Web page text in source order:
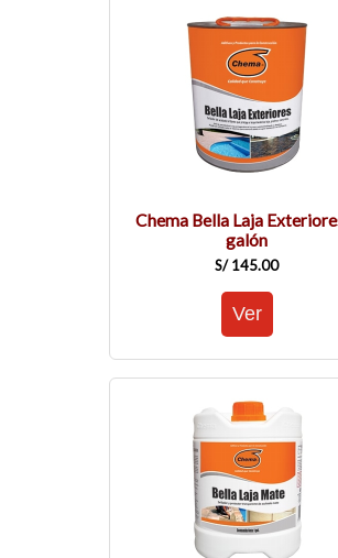
Chema Bella Laja
galón
S/ 145.00